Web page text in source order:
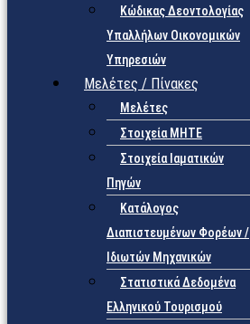
Κώδικας Δεοντολογίας
Υπαλλήλων Οικονομικών
Υπηρεσιών
Μελέτες / Πίνακες
Μελέτες
Στοιχεία ΜΗΤΕ
Στοιχεία Ιαματικών
Πηγών
Κατάλογος
Διαπιστευμένων Φορέων /
Ιδιωτών Μηχανικών
Στατιστικά Δεδομένα
Ελληνικού Τουρισμού